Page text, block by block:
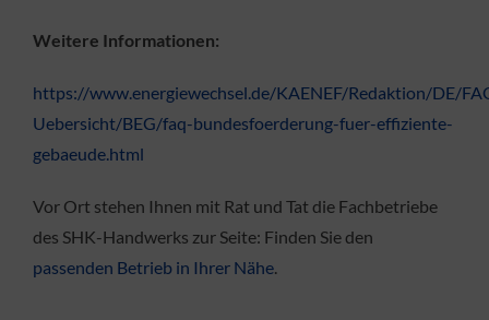
Weitere Informationen:
https://www.energiewechsel.de/KAENEF/Redaktion/DE/
Uebersicht/BEG/faq-bundesfoerderung-fuer-effiziente-
gebaeude.html
Vor Ort stehen Ihnen mit Rat und Tat die Fachbetriebe
des SHK-Handwerks zur Seite: Finden Sie den
passenden Betrieb in Ihrer Nähe.